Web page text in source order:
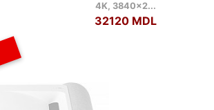
4K, 3840x2...
32120 MDL